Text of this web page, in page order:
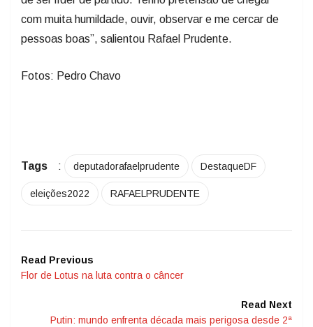
com muita humildade, ouvir, observar e me cercar de
pessoas boas”, salientou Rafael Prudente.
Fotos: Pedro Chavo
Tags : deputadorafaelprudente DestaqueDF
eleições2022 RAFAELPRUDENTE
Read Previous
Flor de Lotus na luta contra o câncer
Read Next
Putin: mundo enfrenta década mais perigosa desde 2ª